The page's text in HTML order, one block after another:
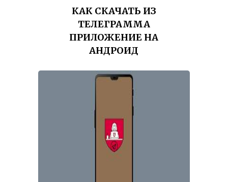
КАК СКАЧАТЬ ИЗ
ТЕЛЕГРАММА
ПРИЛОЖЕНИЕ НА
АНДРОИД